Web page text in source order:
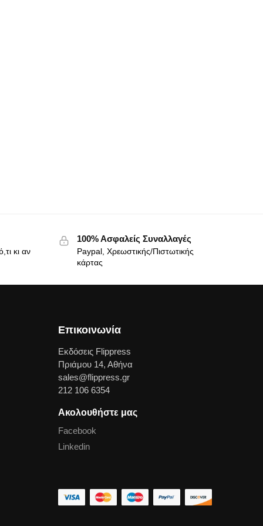
κι αν
100% Ασφαλείς Συναλλαγές
Paypal, Χρεωστικής/Πιστωτικής
κάρτας
Επικοινωνία
Εκδόσεις Flippress
Πριάμου 14, Αθήνα
sales@flippress.gr
212 106 6354
Ακολουθήστε μας
Facebook
Linkedin